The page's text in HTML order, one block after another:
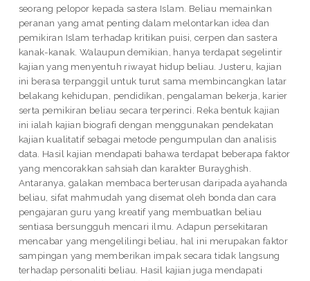
seorang pelopor kepada sastera Islam. Beliau memainkan
peranan yang amat penting dalam melontarkan idea dan
pemikiran Islam terhadap kritikan puisi, cerpen dan sastera
kanak-kanak. Walaupun demikian, hanya terdapat segelintir
kajian yang menyentuh riwayat hidup beliau. Justeru, kajian
ini berasa terpanggil untuk turut sama membincangkan latar
belakang kehidupan, pendidikan, pengalaman bekerja, karier
serta pemikiran beliau secara terperinci. Reka bentuk kajian
ini ialah kajian biografi dengan menggunakan pendekatan
kajian kualitatif sebagai metode pengumpulan dan analisis
data. Hasil kajian mendapati bahawa terdapat beberapa faktor
yang mencorakkan sahsiah dan karakter Burayghish.
Antaranya, galakan membaca berterusan daripada ayahanda
beliau, sifat mahmudah yang disemat oleh bonda dan cara
pengajaran guru yang kreatif yang membuatkan beliau
sentiasa bersungguh mencari ilmu. Adapun persekitaran
mencabar yang mengelilingi beliau, hal ini merupakan faktor
sampingan yang memberikan impak secara tidak langsung
terhadap personaliti beliau. Hasil kajian juga mendapati